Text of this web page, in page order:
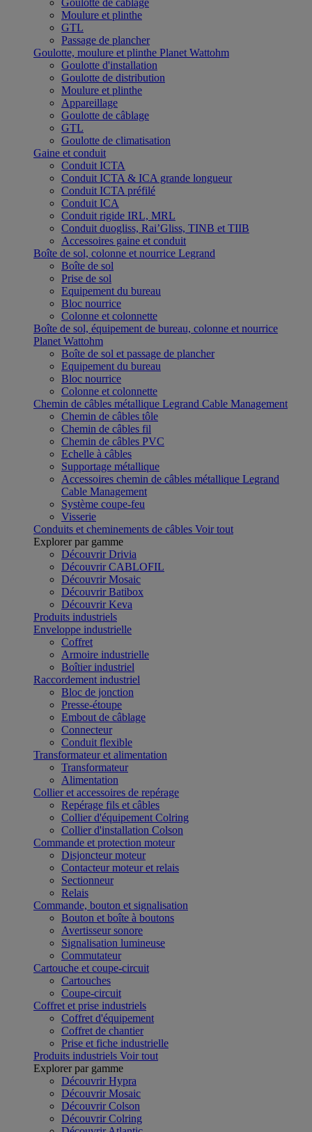
Goulotte de câblage
Moulure et plinthe
GTL
Passage de plancher
Goulotte, moulure et plinthe Planet Wattohm
Goulotte d'installation
Goulotte de distribution
Moulure et plinthe
Appareillage
Goulotte de câblage
GTL
Goulotte de climatisation
Gaine et conduit
Conduit ICTA
Conduit ICTA & ICA grande longueur
Conduit ICTA préfilé
Conduit ICA
Conduit rigide IRL, MRL
Conduit duogliss, Rai’Gliss, TINB et TIIB
Accessoires gaine et conduit
Boîte de sol, colonne et nourrice Legrand
Boîte de sol
Prise de sol
Equipement du bureau
Bloc nourrice
Colonne et colonnette
Boîte de sol, équipement de bureau, colonne et nourrice
Planet Wattohm
Boîte de sol et passage de plancher
Equipement du bureau
Bloc nourrice
Colonne et colonnette
Chemin de câbles métallique Legrand Cable Management
Chemin de câbles tôle
Chemin de câbles fil
Chemin de câbles PVC
Echelle à câbles
Supportage métallique
Accessoires chemin de câbles métallique Legrand
Cable Management
Système coupe-feu
Visserie
Conduits et cheminements de câbles Voir tout
Explorer par gamme
Découvrir Drivia
Découvrir CABLOFIL
Découvrir Mosaic
Découvrir Batibox
Découvrir Keva
Produits industriels
Enveloppe industrielle
Coffret
Armoire industrielle
Boîtier industriel
Raccordement industriel
Bloc de jonction
Presse-étoupe
Embout de câblage
Connecteur
Conduit flexible
Transformateur et alimentation
Transformateur
Alimentation
Collier et accessoires de repérage
Repérage fils et câbles
Collier d'équipement Colring
Collier d'installation Colson
Commande et protection moteur
Disjoncteur moteur
Contacteur moteur et relais
Sectionneur
Relais
Commande, bouton et signalisation
Bouton et boîte à boutons
Avertisseur sonore
Signalisation lumineuse
Commutateur
Cartouche et coupe-circuit
Cartouches
Coupe-circuit
Coffret et prise industriels
Coffret d'équipement
Coffret de chantier
Prise et fiche industrielle
Produits industriels Voir tout
Explorer par gamme
Découvrir Hypra
Découvrir Mosaic
Découvrir Colson
Découvrir Colring